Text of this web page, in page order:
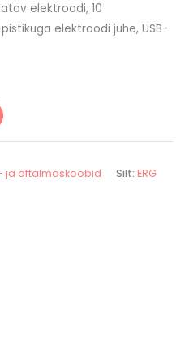
elektroodi, 10
elektroodi juhe, USB-
ja oftalmoskoobid Silt: ERG